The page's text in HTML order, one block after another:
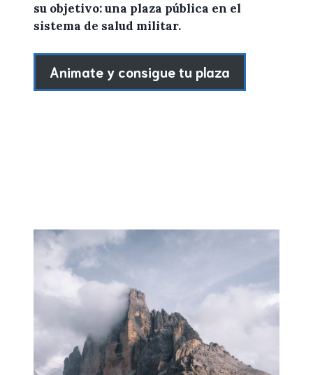
su objetivo: una plaza pública en el
sistema de salud militar.
Animate y consigue tu plaza